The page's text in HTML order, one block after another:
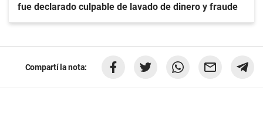
fue declarado culpable de lavado de dinero y fraude
Compartí la nota: